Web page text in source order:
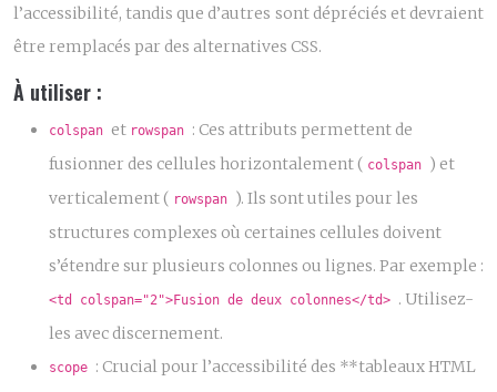
l’accessibilité, tandis que d’autres sont dépréciés et devraient
être remplacés par des alternatives CSS.
À utiliser :
colspan et rowspan : Ces attributs permettent de
fusionner des cellules horizontalement ( colspan ) et
verticalement ( rowspan ). Ils sont utiles pour les
structures complexes où certaines cellules doivent
s’étendre sur plusieurs colonnes ou lignes. Par exemple :
<td colspan="2">Fusion de deux colonnes</td> . Utilisez-
les avec discernement.
scope : Crucial pour l’accessibilité des **tableaux HTML